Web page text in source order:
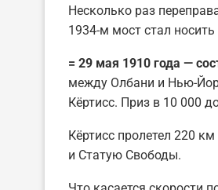
Несколько раз
1934-м мост стал
= 29 мая 1910 года —
между Олбани и Нью-
Кёртисс. Приз в 10 000
Кёртисс пролетел 220
и Статую Свободы.